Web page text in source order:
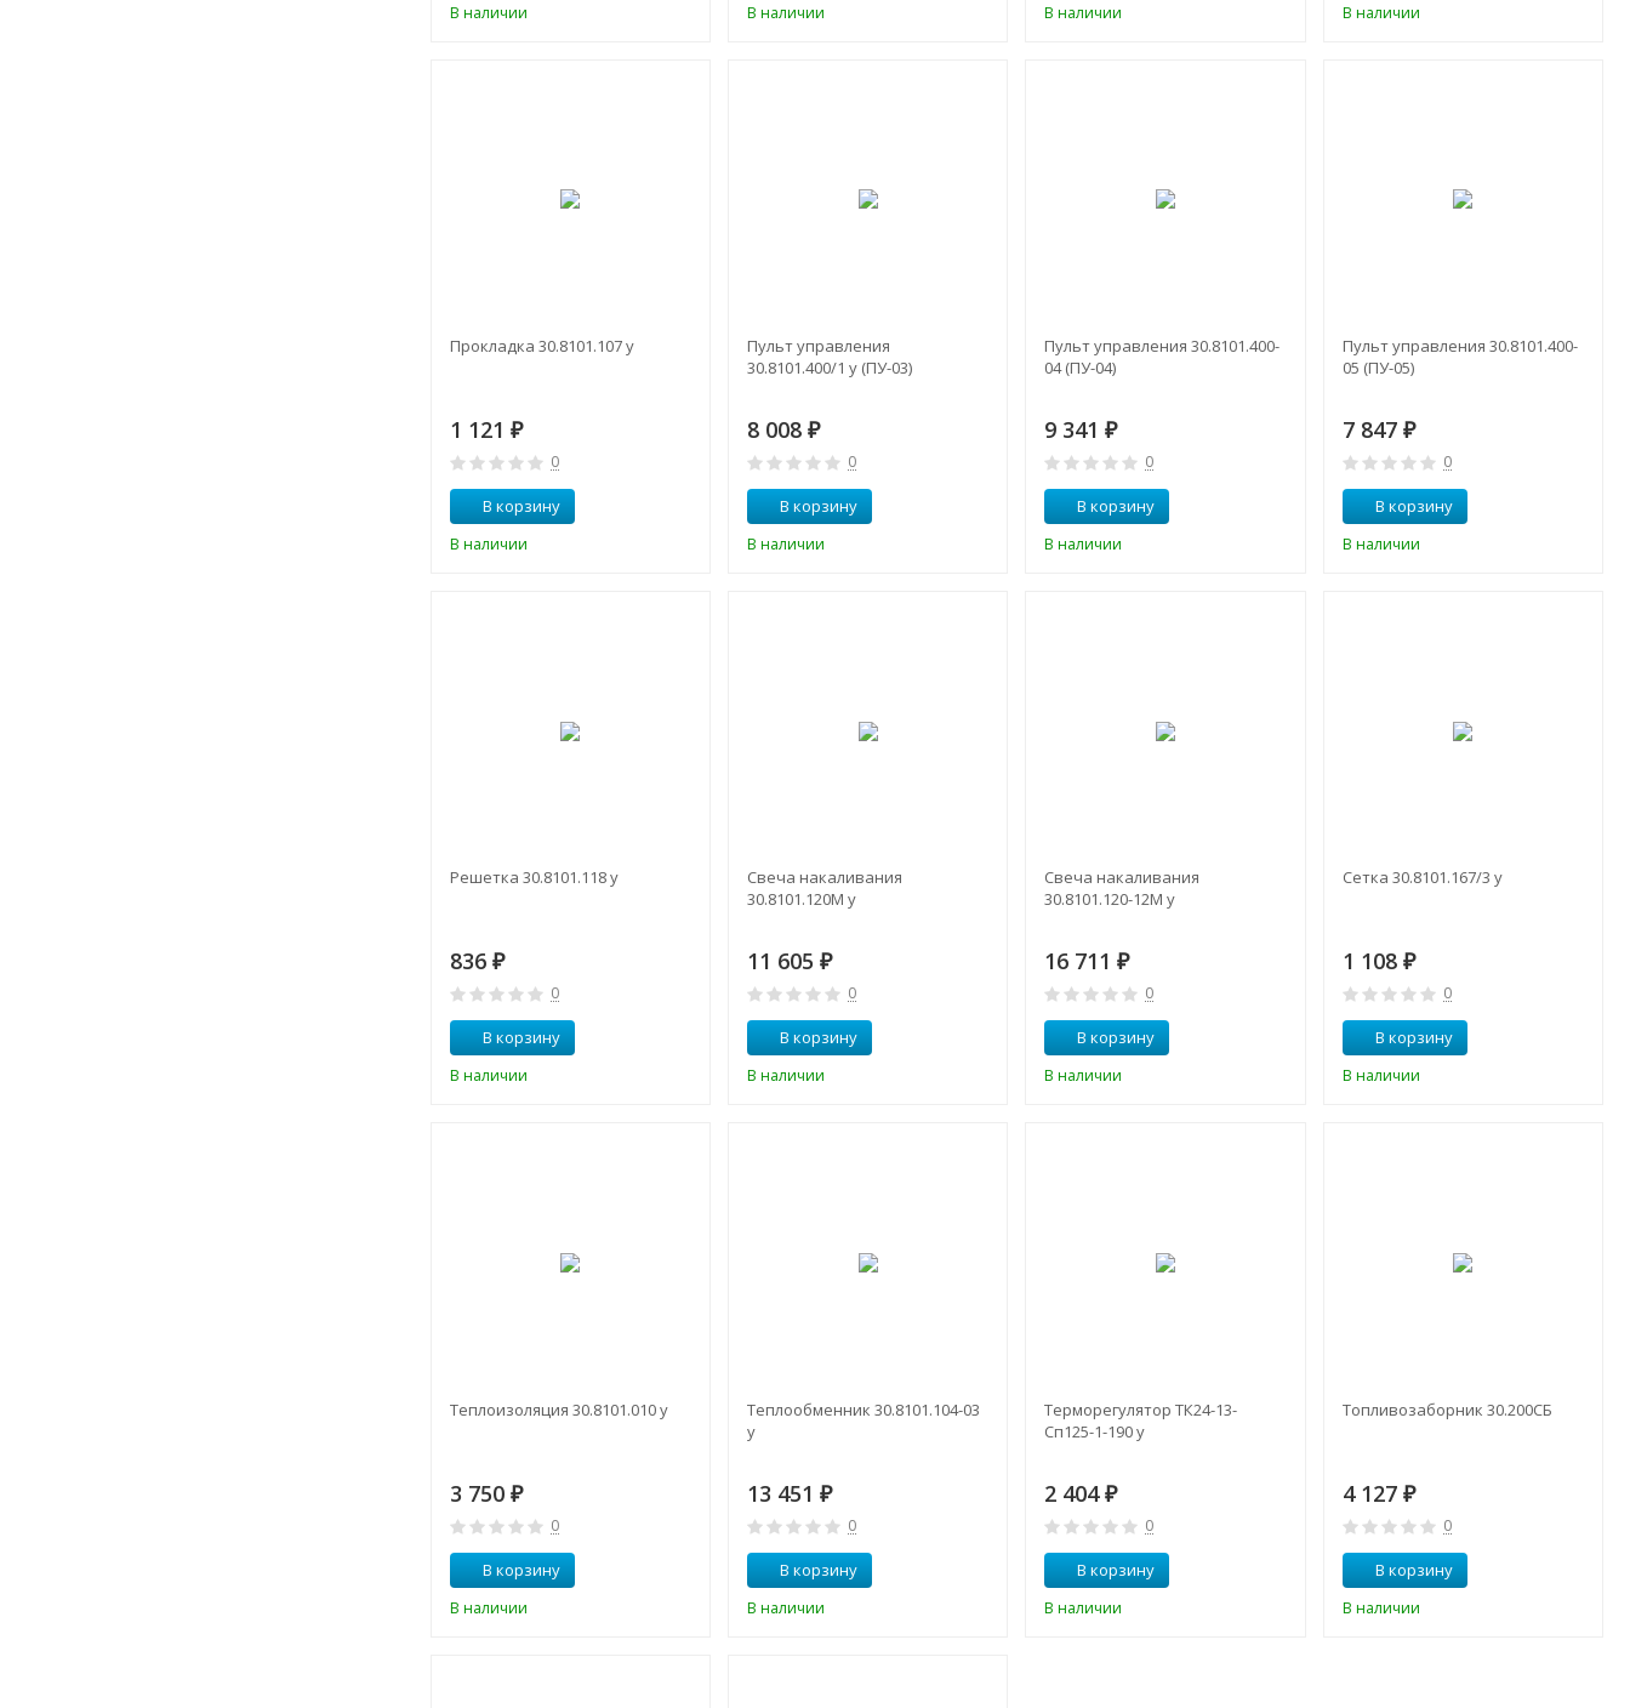
В наличии В наличии В наличии В наличии
Прокладка 30.8101.107 у
1 121 ₽
0
В корзину
В наличии
Пульт управления
30.8101.400/1 у (ПУ-03)
8 008 ₽
0
В корзину
В наличии
Пульт управления 30.8101.400-
04 (ПУ-04)
9 341₽
0
В корзину
В наличии
Пульт управления 30.8101.400-
05 (ПУ-05)
7 847 ₽
0
В корзину
В наличии
Решетка 30.8101.118 у
836 ₽
0
В корзину
В наличии
Свеча накаливания
30.8101.120М у
11 605 ₽
0
В корзину
В наличии
Свеча накаливания
30.8101.120-12М у
16 711₽
0
В корзину
В наличии
Сетка 30.8101.167/3 у
1 108 ₽
0
В корзину
В наличии
Теплоизоляция 30.8101.010 у
3 750 ₽
0
В корзину
В наличии
Теплообменник 30.8101.104-03
у
13 451 ₽
0
В корзину
В наличии
Терморегулятор ТК24-13-
Сп125-1-190 у
2 404₽
0
В корзину
В наличии
Топливозаборник 30.200СБ
4 127 ₽
0
В корзину
В наличии